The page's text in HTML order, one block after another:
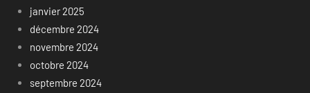
janvier 2025
décembre 2024
novembre 2024
octobre 2024
septembre 2024